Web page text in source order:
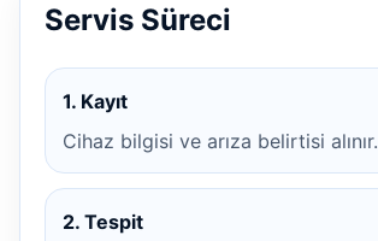
Servis Süreci
1. Kayıt
Cihaz bilgisi ve arıza belirtisi alınır.
2. Tespit